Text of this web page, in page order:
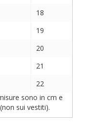
18
19
20
21
22
sono in cm e
sui vestiti).